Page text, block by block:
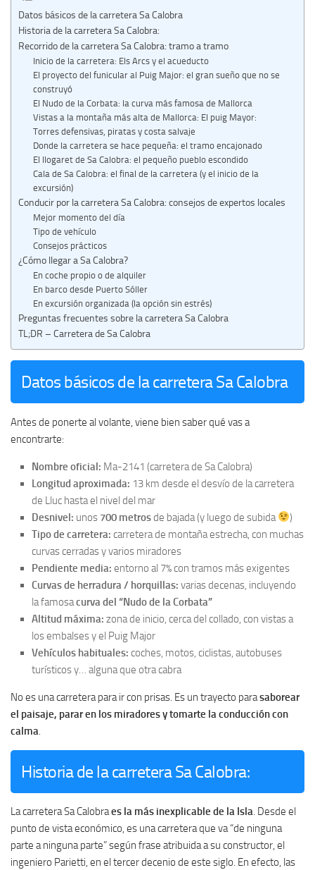
Datos básicos de la carretera Sa Calobra
Historia de la carretera Sa Calobra:
Recorrido de la carretera Sa Calobra: tramo a tramo
Inicio de la carretera: Els Arcs y el acueducto
El proyecto del funicular al Puig Major: el gran sueño que no se
construyó
El Nudo de la Corbata: la curva más famosa de Mallorca
Vistas a la montaña más alta de Mallorca: El puig Mayor:
Torres defensivas, piratas y costa salvaje
Donde la carretera se hace pequeña: el tramo encajonado
El llogaret de Sa Calobra: el pequeño pueblo escondido
Cala de Sa Calobra: el final de la carretera (y el inicio de la
excursión)
Conducir por la carretera Sa Calobra: consejos de expertos locales
Mejor momento del día
Tipo de vehículo
Consejos prácticos
¿Cómo llegar a Sa Calobra?
En coche propio o de alquiler
En barco desde Puerto Sóller
En excursión organizada (la opción sin estrés)
Preguntas frecuentes sobre la carretera Sa Calobra
TL;DR – Carretera de Sa Calobra
Datos básicos de la carretera Sa Calobra
Antes de ponerte al volante, viene bien saber qué vas a
encontrarte:
Nombre oficial: Ma-2141 (carretera de Sa Calobra)
Longitud aproximada: 13 km desde el desvío de la carretera
de Lluc hasta el nivel del mar
Desnivel: unos 700 metrosde bajada (y luego de subida
)
Tipo de carretera: carretera de montaña estrecha, con muchas
curvas cerradas y varios miradores
Pendiente media: entorno al 7% con tramos más exigentes
Curvas de herradura / horquillas: varias decenas, incluyendo
la famosacurva del “Nudo de la Corbata”
Altitud máxima: zona de inicio, cerca del collado, con vistas a
los embalses y el Puig Major
Vehículos habituales: coches, motos, ciclistas, autobuses
turísticos y… alguna que otra cabra
No es una carretera para ir con prisas. Es un trayecto parasaborear
el paisaje, parar en los miradores y tomarte la conducción con
calma
Historia de la carretera Sa Calobra:
La carretera Sa Calobraes la más inexplicable de la Isla . Desde el
punto de vista económico, es una carretera que va “de ninguna
parte a ninguna parte” según frase atribuida a su constructor, el
ingeniero Parietti, en el tercer decenio de este siglo. En efecto, las